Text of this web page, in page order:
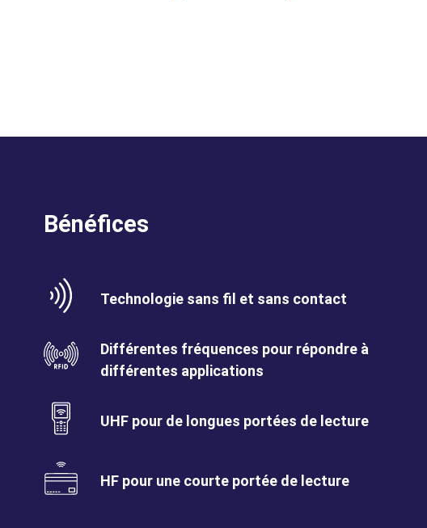
Bénéfices
Benefits
Image
SVG
Benefits
Technologie sans fil et sans contact
Benefits
Image
SVG
Benefits
Title
Différentes fréquences pour répondre à
différentes applications
Benefits
Image
SVG
Benefits
UHF pour de longues portées de lecture
Benefits
Image
SVG
Benefits
HF pour une courte portée de lecture